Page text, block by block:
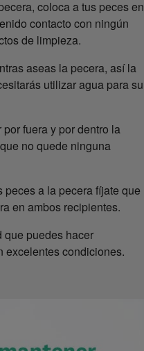
coloca a tus peces en
contacto con ningún
de limpieza.
aseas la pecera, así la
utilizar agua para su
fuera y por dentro la
no quede ninguna
a la pecera fíjate que
en ambos recipientes.
que puedes hacer
excelentes condiciones.